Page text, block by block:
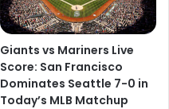
Giants vs Mariners Live
Score: San Francisco
Dominates Seattle 7-0 in
Today’s MLB Matchup